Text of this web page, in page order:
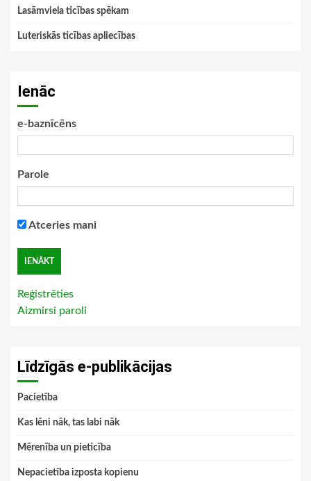
Lasāmviela ticības spēkam
Luteriskās ticības apliecības
Ienāc
e-baznīcēns
Parole
Atceries mani
Reģistrēties
Aizmirsi paroli
Līdzīgās e-publikācijas
Pacietība
Kas lēni nāk, tas labi nāk
Mērenība un pieticība
Nepacietība izposta kopienu